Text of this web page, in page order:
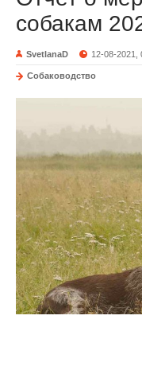
собакам
SvetlanaD 12-08-2021,
Собаководство